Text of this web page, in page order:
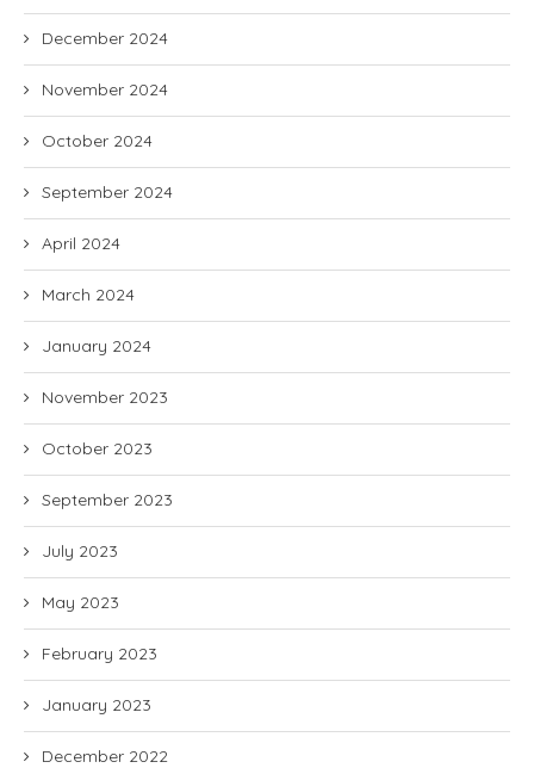
December 2024
November 2024
October 2024
September 2024
April 2024
March 2024
January 2024
November 2023
October 2023
September 2023
July 2023
May 2023
February 2023
January 2023
December 2022